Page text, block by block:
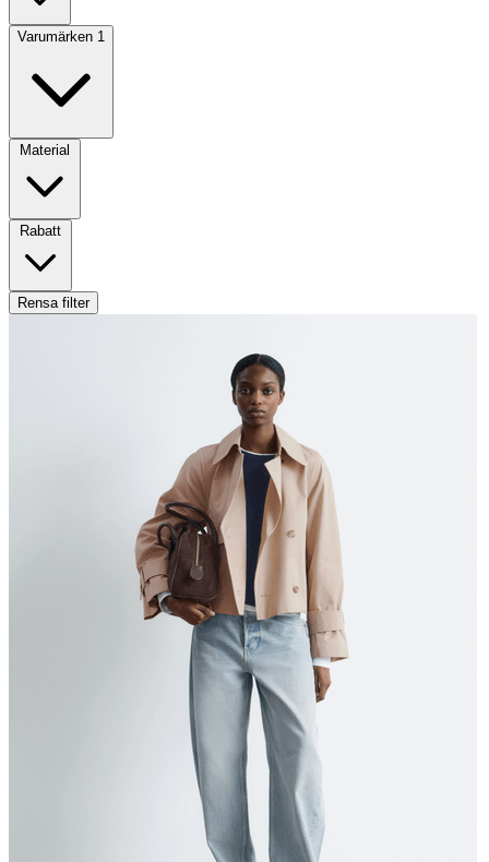
Varumärken 1
Material
Rabatt
Rensa filter